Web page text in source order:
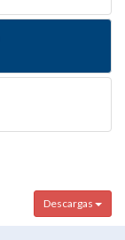
Descargas